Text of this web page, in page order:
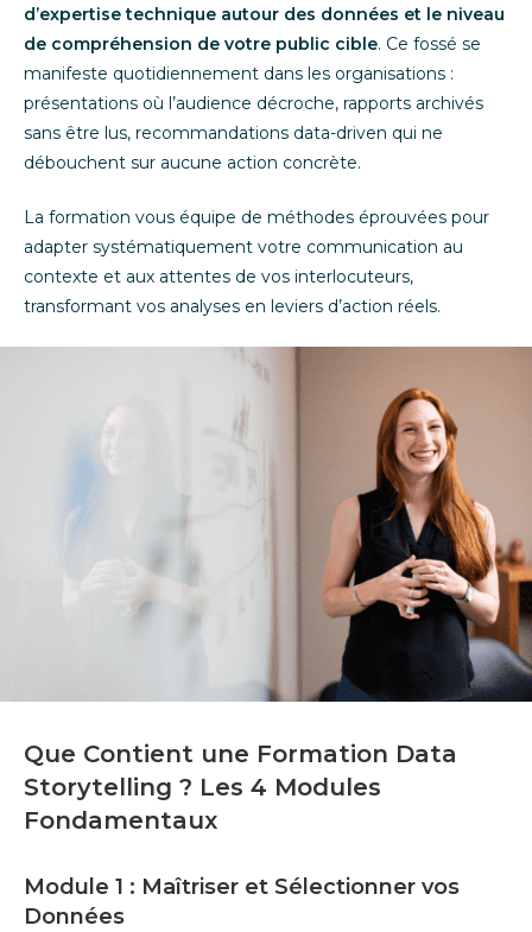
d’expertise technique autour des données et le niveau
de compréhension de votre public cible. Ce fossé se
manifeste quotidiennement dans les organisations :
présentations où l’audience décroche, rapports archivés
sans être lus, recommandations data-driven qui ne
débouchent sur aucune action concrète.
La formation vous équipe de méthodes éprouvées pour
adapter systématiquement votre communication au
contexte et aux attentes de vos interlocuteurs,
transformant vos analyses en leviers d’action réels.
Que Contient une Formation Data
Storytelling ? Les 4 Modules
Fondamentaux
Module 1 : Maîtriser et Sélectionner vos
Données